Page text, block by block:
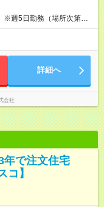
※週5日勤務（場所次第で
間外での勤務可能性有り ※
了次第、帰社OKです
詳細へ
会社
で注文住宅
コ】